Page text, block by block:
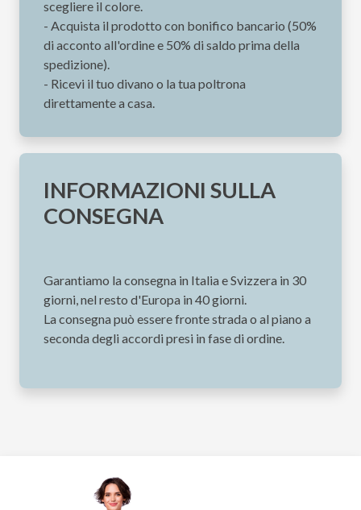
scegliere il colore.
- Acquista il prodotto con bonifico bancario (50%
di acconto all'ordine e 50% di saldo prima della
spedizione).
- Ricevi il tuo divano o la tua poltrona
direttamente a casa.
INFORMAZIONI SULLA
CONSEGNA
Garantiamo la consegna in Italia e Svizzera in 30
giorni, nel resto d'Europa in 40 giorni.
La consegna può essere fronte strada o al piano a
seconda degli accordi presi in fase di ordine.